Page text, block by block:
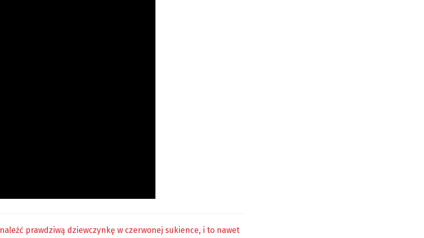
prawdziwą dziewczynkę w czerwonej sukience, i to nawet